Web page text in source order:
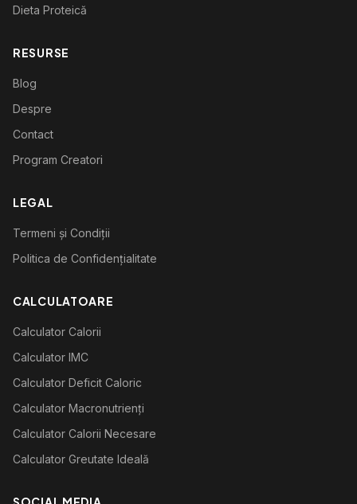
Dieta Proteică
RESURSE
Blog
Despre
Contact
Program Creatori
LEGAL
Termeni și Condiții
Politica de Confidențialitate
CALCULATOARE
Calculator Calorii
Calculator IMC
Calculator Deficit Caloric
Calculator Macronutrienți
Calculator Calorii Necesare
Calculator Greutate Ideală